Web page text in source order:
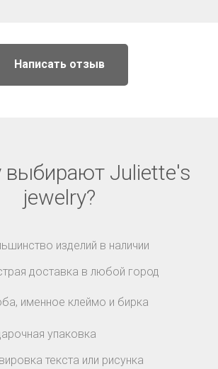
Написать отзыв
выбирают Juliette's
jewelry?
изделий в наличии
доставка в любой город
упаковка
текста или рисунка
именное клеймо и бирка